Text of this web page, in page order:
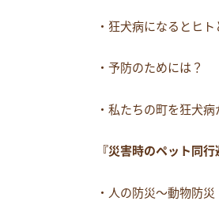
・狂犬病になるとヒ
・予防のためには？
・私たちの町を狂犬
『災害時のペット
・人の防災～動物防災